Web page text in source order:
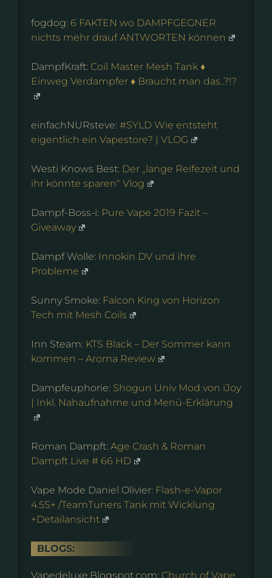
fogdog: 6 FAKTEN wo DAMPFGEGNER
nichts mehr drauf ANTWORTEN können
DampfKraft: Coil Master Mesh Tank ♦
Einweg Verdampfer ♦ Braucht man das..?!?
einfachNURsteve: #SYLD Wie entsteht
eigentlich ein Vapestore? | VLOG
Westi Knows Best: Der „lange Reifezeit und
ihr könnte sparen“ Vlog
Dampf-Boss-i: Pure Vape 2019 Fazit –
Giveaway
Dampf Wolle: Innokin DV und ihre
Probleme
Sunny Smoke: Falcon King von Horizon
Tech mit Mesh Coils
Inn Steam: KTS Black – Der Sommer kann
kommen – Aroma Review
Dampfeuphorie: Shogun Univ Mod von iJoy
| Inkl. Nahaufnahme und Menü-Erklärung
Roman Dampft: Age Crash & Roman
Dampft Live # 66 HD
Vape Mode Daniel Olivier: Flash-e-Vapor
4.5S+ /TeamTuners Tank mit Wicklung
+Detailansicht
BLOGS:
Vapedeluxe.Blogspot.com: Church of Vape